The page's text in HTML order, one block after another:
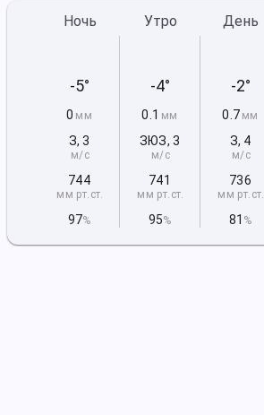
Ночь
-5°
0 мм
З,3
м/с
744
мм рт.ст.
97%
Утро
-4°
0.1 мм
ЗЮЗ, 3
м/с
741
мм рт.ст.
95%
День
-2°
0.7 мм
З, 4
м/с
736
мм рт.ст.
81 %